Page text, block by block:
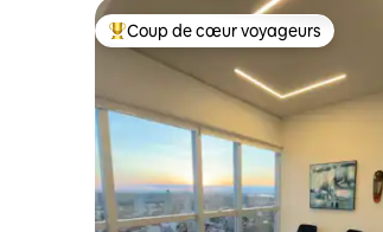
Coups de cœur voyageurs les plus
Coup de cœur voyageurs